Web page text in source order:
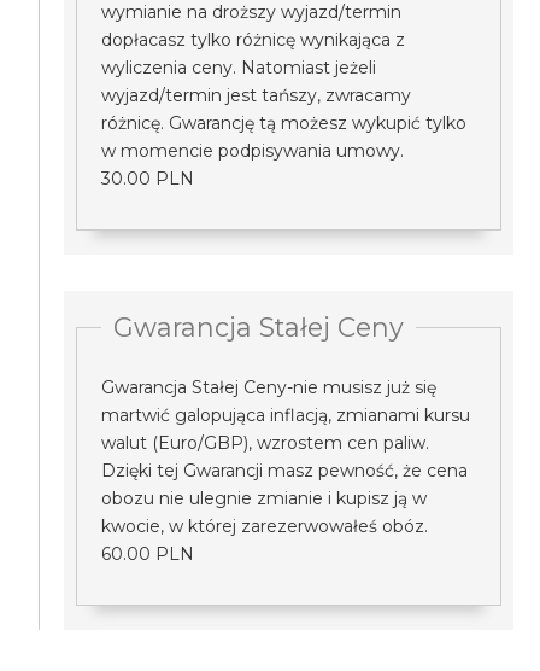
wymianie na droższy wyjazd/termin
dopłacasz tylko różnicę wynikająca z
wyliczenia ceny. Natomiast jeżeli
wyjazd/termin jest tańszy, zwracamy
różnicę. Gwarancję tą możesz wykupić tylko
w momencie podpisywania umowy.
30.00 PLN
Gwarancja Stałej Ceny
Gwarancja Stałej Ceny-nie musisz już się
martwić galopująca inflacją, zmianami kursu
walut (Euro/GBP), wzrostem cen paliw.
Dzięki tej Gwarancji masz pewność, że cena
obozu nie ulegnie zmianie i kupisz ją w
kwocie, w której zarezerwowałeś obóz.
60.00 PLN